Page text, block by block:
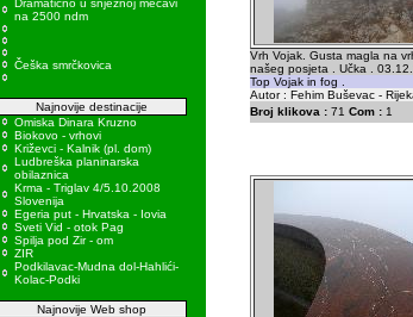
Dramatično u snježnoj mećavi
na 2500 ndm
Češka smrčkovica
Najnovije destinacije
Omiska Dinara Kruzno
Biokovo - vrhovi
Križevci - Kalnik (pl. dom)
Ludbreška planinarska
obilaznica
Krma - Triglav 4/5.10.2008
Slovenija
Egeria put - Hrvatska - Iovia
Sveti Vid - otok Pag
Spilja pod Zir - om
ZIR
Podkilavac-Mudna dol-Hahlići-
Kolac-Podki
Najnovije Web shop
Vrh Vojak. Gusta magla na
našeg posjeta . Učka .
Top Vojak in fog .
Autor : Fehim Buševac -
Broj klikova : 71 Com : 1